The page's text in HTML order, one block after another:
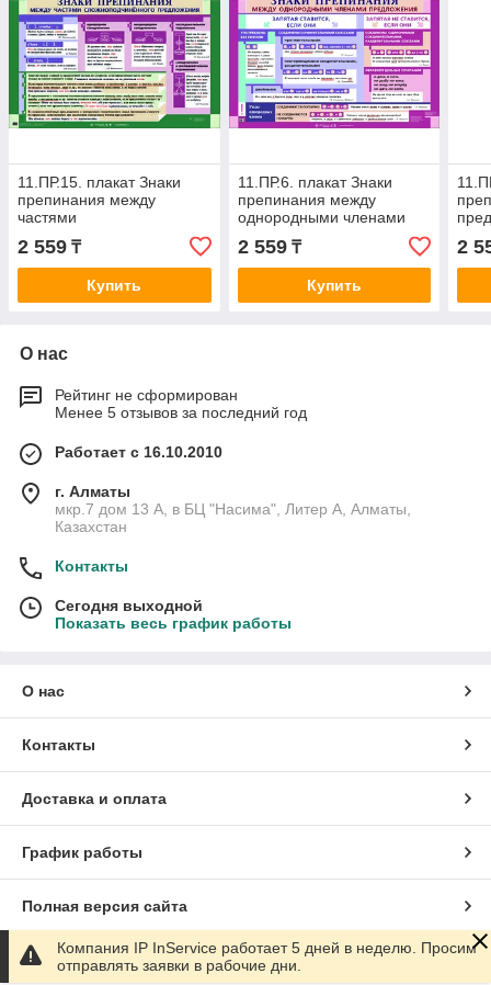
11.ПР.15. плакат Знаки
препинания между
частями
сложноподчиненного
предложения , 60х90 см
2 559 ₸
Купить
11.ПР.6. плакат Знаки
препинания между
однородными членами
предложения, 60х90 см
2 559₸
Купить
при
2
О нас
Рейтинг не сформирован
Менее 5 отзывов за последний год
Работает с 16.10.2010
г. Алматы
мкр.7 дом 13 А, в БЦ "Насима", Литер А, Алматы,
Казахстан
Контакты
Сегодня выходной
Показать весь график работы
О нас
Контакты
Доставка и оплата
График работы
Полная версия сайта
Сайт создан на маркетплейсеSatu.kz
Компания IP InService работает 5 дней в неделю. Просим
отправлять заявки в рабочие дни.